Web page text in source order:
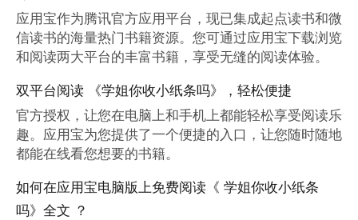
应用宝作为腾讯官方应用平台，现已集成起点读书和微
信读书的海量热门书籍资源。您可通过应用宝下载浏览
和阅读两大平台的丰富书籍，享受无缝的阅读体验。
双平台阅读 《学姐你收小纸条吗》，轻松便捷
官方授权，让您在电脑上和手机上都能轻松享受阅读乐
趣。应用宝为您提供了一个便捷的入口，让您随时随地
都能在线看您想要的书籍。
如何在应用宝电脑版上免费阅读《 学姐你收小纸条
吗》全文 ？